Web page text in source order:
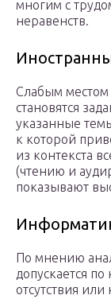
многим с
неравенств.
Слабым
становятся
указанные
к которой
из контекста
(чтению и
показывают
По мнению
допускается
отсутствия